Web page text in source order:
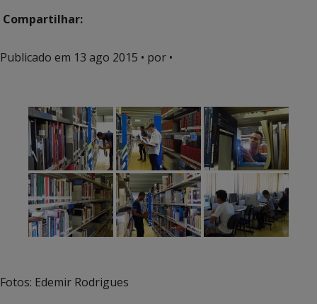
Compartilhar:
Publicado em 13 ago 2015 • por •
Fotos: Edemir Rodrigues